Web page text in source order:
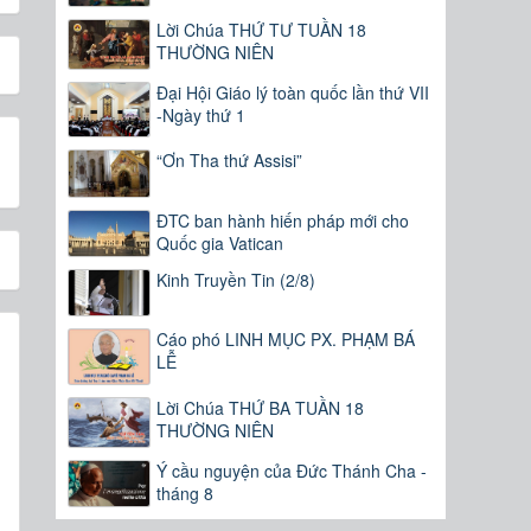
Lời Chúa THỨ TƯ TUẦN 18
THƯỜNG NIÊN
Đại Hội Giáo lý toàn quốc lần thứ VII
-Ngày thứ 1
“Ơn Tha thứ Assisi”
ĐTC ban hành hiến pháp mới cho
Quốc gia Vatican
Kinh Truyền Tin (2/8)
Cáo phó LINH MỤC PX. PHẠM BÁ
LỄ
Lời Chúa THỨ BA TUẦN 18
THƯỜNG NIÊN
Ý cầu nguyện của Đức Thánh Cha -
tháng 8